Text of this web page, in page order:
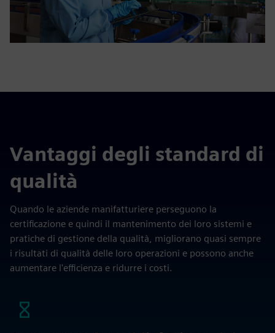
Vantaggi degli standard di
qualità
Quando le aziende manifatturiere perseguono la
certificazione e quindi il mantenimento dei loro sistemi e
pratiche di gestione della qualità, migliorano quasi sempre
i risultati di qualità delle loro operazioni e possono anche
aumentare l'efficienza e ridurre i costi.